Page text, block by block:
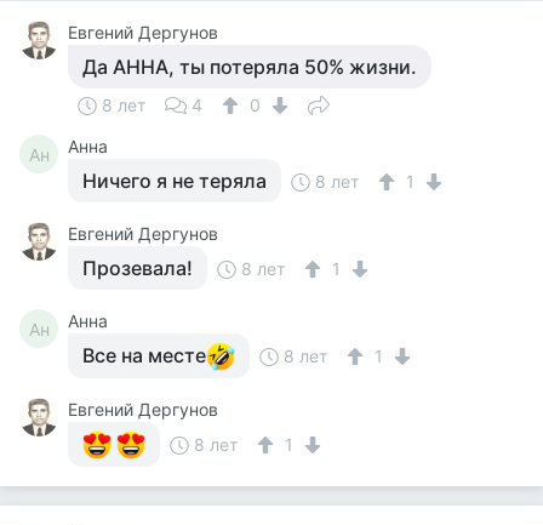
Евгений Дергунов
Да АННА, ты потеряла 50% жизни.
8 лет 4 0
Ан Анна
Ничего я не теряла 8 лет 1
Евгений Дергунов
Прозевала! 8 лет 1
Ан Анна
Все на месте 8 лет 1
Евгений Дергунов
8 лет
1